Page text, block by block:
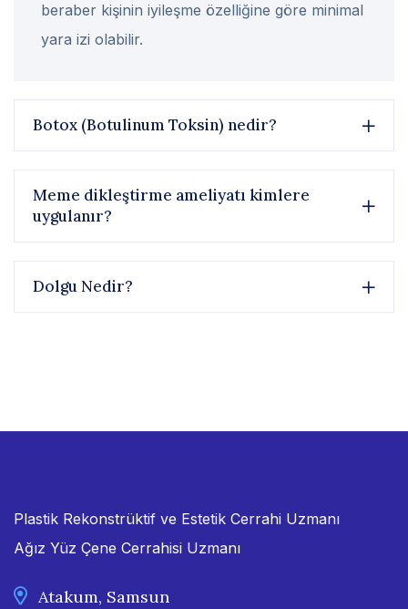
beraber kişinin iyileşme özelliğine göre minimal
yara izi olabilir.
Botox (Botulinum Toksin) nedir?
Meme dikleştirme ameliyatı kimlere
uygulanır?
Dolgu Nedir?
Plastik Rekonstrüktif ve Estetik Cerrahi Uzmanı
Ağız Yüz Çene Cerrahisi Uzmanı
Atakum, Samsun